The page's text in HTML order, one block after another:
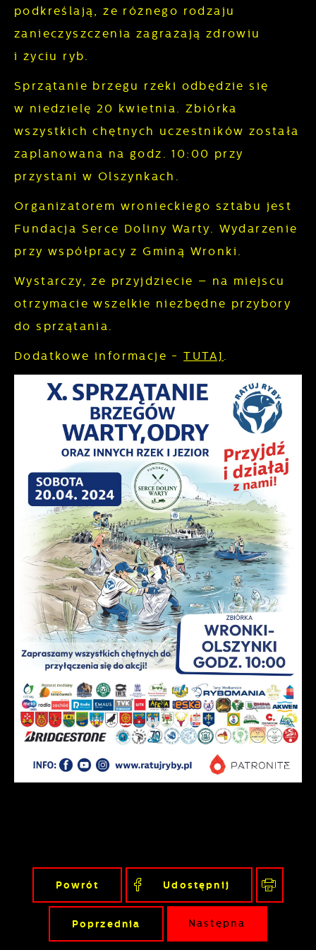
podkreślają, że różnego rodzaju
zanieczyszczenia zagrażają zdrowiu
i życiu ryb.
Sprzątanie brzegu rzeki odbędzie się
w niedzielę 20 kwietnia. Zbiórka
wszystkich chętnych uczestników została
zaplanowana na godz. 10:00 przy
przystani w Olszynkach.
Organizatorem wronieckiego sztabu jest
Fundacja Serce Doliny Warty. Wydarzenie
przy współpracy z Gminą Wronki.
Wystarczy, że przyjdziecie – na miejscu
otrzymacie wszelkie niezbędne przybory
do sprzątania.
Dodatkowe informacje -TUTAJ .
Powrót Udostępnij
Poprzednia Następna
Cookies analityczne pozwalają na uzyskanie
informacji w zakresie wykorzystywania witryny
internetowej, miejsca oraz częstotliwości, z
pozwalają nam na ocenę naszych serwisów
internetowych pod względem ich popularności
wśród użytkowników. Zgromadzone
informacje są przetwarzane w formie
analityczne pliki cookies gwarantuje
dostępność wszystkich funkcjonalności.
Więcej
Dzięki reklamowym plikom cookies
prezentujemy Ci najciekawsze informacje i
aktualności na stronach naszych partnerów.
Promocyjne pliki cookies służą do
prezentowania Ci naszych komunikatów na
Twoich zwyczajów dotyczących przeglądanej
witryny internetowej. Treści promocyjne mogą
pojawić się na stronach podmiotów trzecich
charakterze pośredników prezentujących
nasze treści w postaci wiadomości, ofert,
komunikatów mediów społecznościowych.
Więcej